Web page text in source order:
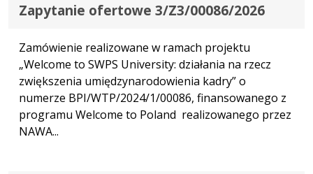
Zapytanie ofertowe 3/Z3/00086/2026
Zamówienie realizowane w ramach projektu
„Welcome to SWPS University: działania na rzecz
zwiększenia umiędzynarodowienia kadry” o
numerze BPI/WTP/2024/1/00086, finansowanego z
programu Welcome to Poland realizowanego przez
NAWA...